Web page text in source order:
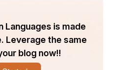
Languages is made
Leverage the same
blog now!!